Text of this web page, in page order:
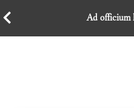
Ad officium